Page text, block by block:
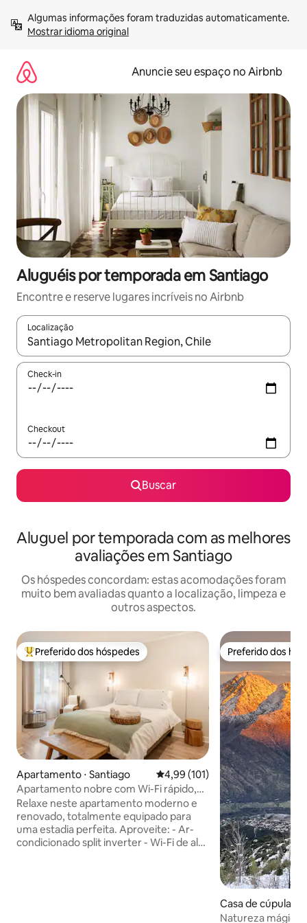
para
Mostrar idioma original
Anuncie seu espaço no Airbnb
Aluguéis por temporada em Santiago
Encontre e reserve lugares incríveis no Airbnb
Localização
Quando os resultados estiverem disponíveis, explore-os
Check-in
Checkout
Buscar
Aluguel por temporada com as melhores
avaliações em Santiago
Os hóspedes concordam: estas acomodações foram
muito bem avaliadas quanto a localização, limpeza e
outros aspectos.
Entre os melhores preferidos dos hóspedes
Preferido dos hóspedes
Apartamento ⋅ Santiago 4,99 de uma avaliação média de
4,99 (101)
Apartamento nobre com Wi-Fi rápido,
ar-condicionado, limpeza para estadias
longas - Lastarria
Relaxe neste apartamento moderno e
renovado, totalmente equipado para
uma estadia perfeita. Aproveite: - Ar-
condicionado split inverter - Wi-Fi de alta
Preferido dos
Preferido dos
Casa de cúpula ⋅
Natureza mágica